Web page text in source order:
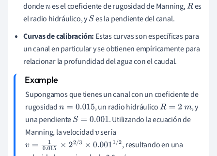
donden es el coeficiente de rugosidad de Manning,R es
el radio hidráulico, yS es la pendiente del canal.
Curvas de calibración: Estas curvas son específicas para
un canal en particular y se obtienen empíricamente para
relacionar la profundidad del agua con el caudal.
Supongamos que tienes un canal con un coeficiente de
rugosidadn=0.015 , un radio hidráulicoR= 2m
, y
una pendienteS= 0.001
. Utilizando la ecuación de
Manning, la velocidadvsería
v=10.015×2 2/ 3×0.001 1/2
, resultando en una